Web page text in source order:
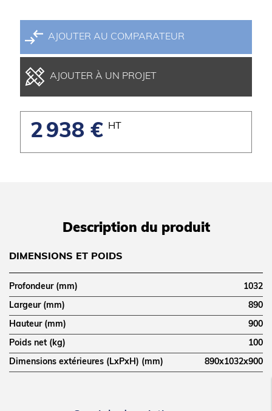
AJOUTER AU COMPARATEUR
AJOUTER À UN PROJET
2 938 € HT
Description du produit
DIMENSIONS ET POIDS
Profondeur (mm) 1032
Largeur (mm) 890
Hauteur (mm) 900
Poids net (kg) 100
Dimensions extérieures (LxPxH) (mm) 890x1032x900